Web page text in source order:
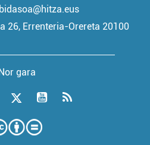
26, Errenteria-Orereta 20100
gara